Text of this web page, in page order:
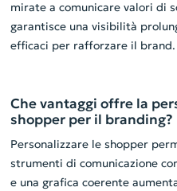
mirate a comunicare valori di
garantisce una visibilità
efficaci per rafforzare il brand.
Che vantaggi offre la
shopper per il branding?
Personalizzare le shopper
strumenti di comunicazione
e una grafica coerente